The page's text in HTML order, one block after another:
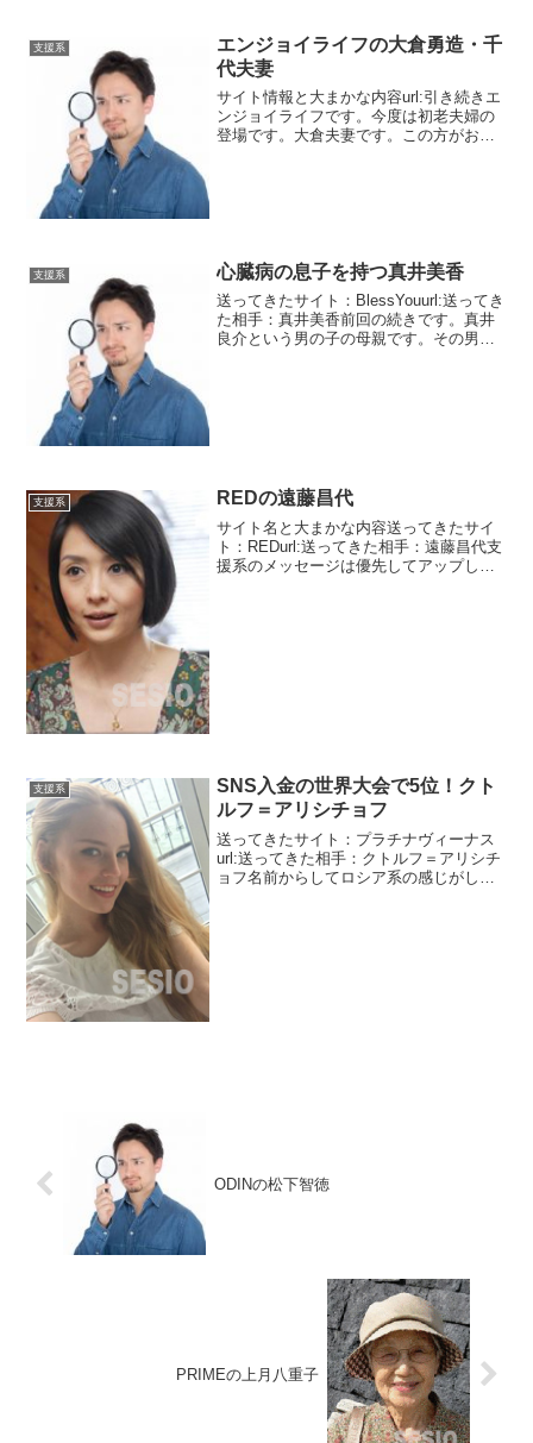
す。そこでアンケートの依頼をしてきま
した。調査会...
支援系
エンジョイライフの大倉勇造・千
代夫妻
サイト情報と大まかな内容url:引き続きエ
ンジョイライフです。今度は初老夫婦の
登場です。大倉夫妻です。この方がお金
支援系 心臓病の息子を持つ真井美香
送ってきたサイト：BlessYouurl:送ってき
た相手：真井美香前回の続きです。真井
良介という男の子の母親です。その男の
支援系 REDの遠藤昌代
サイト名と大まかな内容送ってきたサイ
ト：REDurl:送ってきた相手：遠藤昌代支
援系のメッセージは優先してアップしま
支援系
SNS入金の世界大会で5位！クト
ルフ＝アリシチョフ
送ってきたサイト：プラチナヴィーナス
url:送ってきた相手：クトルフ＝アリシチ
ョフ名前からしてロシア系の感じがしま
ODINの松下智徳
PRIMEの上月八重子